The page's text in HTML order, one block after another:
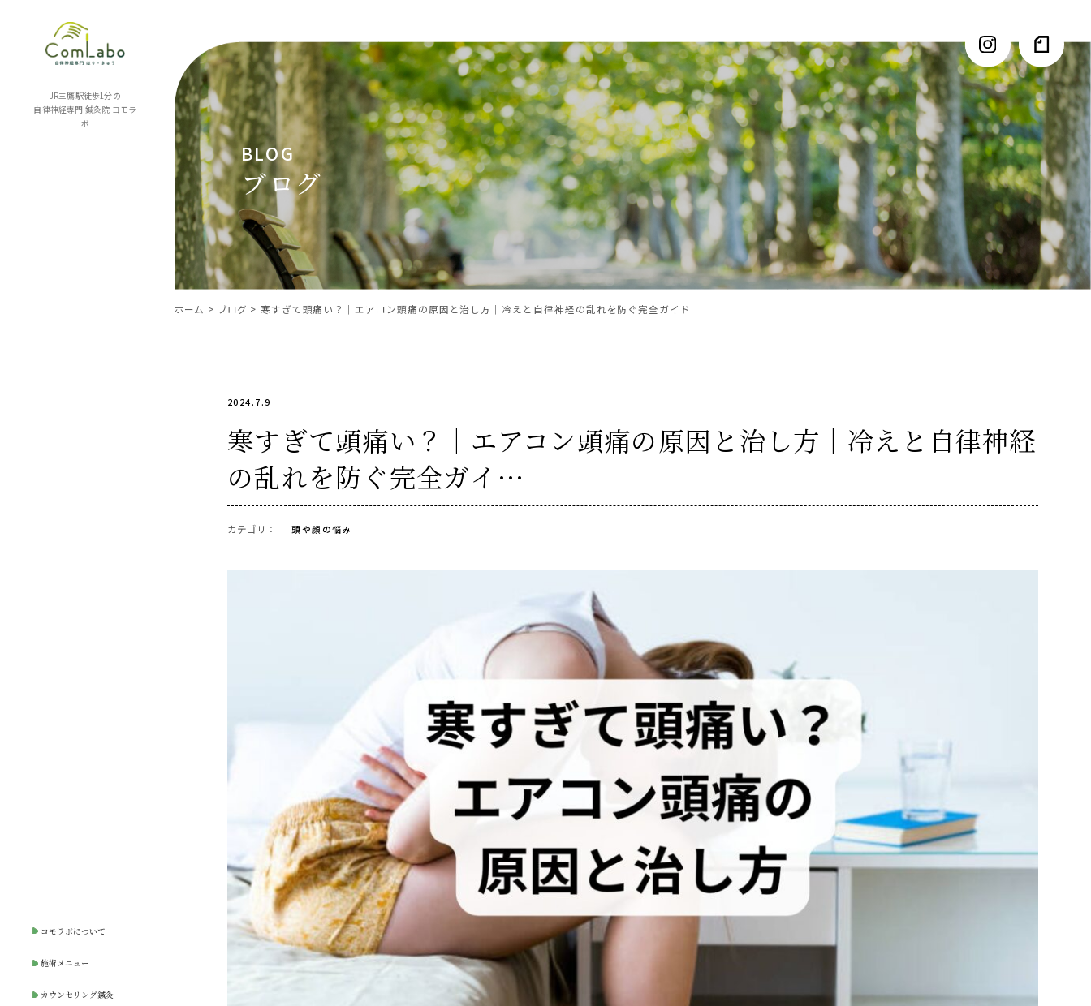
JR三鷹駅徒歩1分の
自律神経専門 鍼灸院 コモラ
ボ
コモラボについて
施術メニュー
カウンセリング鍼灸
BLOG
ブログ
ホーム ブログ 寒すぎて頭痛い？｜エアコン頭痛の原因と治し方｜冷えと自律神経の乱れを防ぐ完全ガイド
2024.7.9
寒すぎて頭痛い？｜エアコン頭痛の原因と治し方｜冷えと自律神経
の乱れを防ぐ完全ガイ…
カテゴリ： 頭や顔の悩み